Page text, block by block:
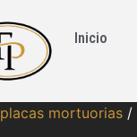
Inicio
placas mortuorias /